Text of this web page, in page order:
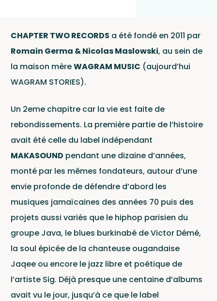
CHAPTER TWO RECORDS a été fondé en 2011 par
Romain Germa & Nicolas Maslowski, au sein de
la maison mèreWAGRAM MUSIC (aujourd’hui
WAGRAM STORIES).
Un 2eme chapitre car la vie est faite de
rebondissements. La première partie de l’histoire
avait été celle du label indépendant
MAKASOUND pendant une dizaine d’années,
monté par les mêmes fondateurs, autour d’une
envie profonde de défendre d’abord les
musiques jamaïcaines des années 70 puis des
projets aussi variés que le hiphop parisien du
groupe Java, le blues burkinabé de Victor Démé,
la soul épicée de la chanteuse ougandaise
Jaqee ou encore le jazz libre et poétique de
l’artiste Sig. Déjà presque une centaine d’albums
avait vu le jour, jusqu’à ce que le label